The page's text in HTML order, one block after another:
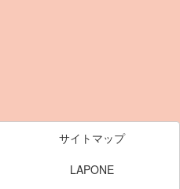
サイトマップ
LAPONE